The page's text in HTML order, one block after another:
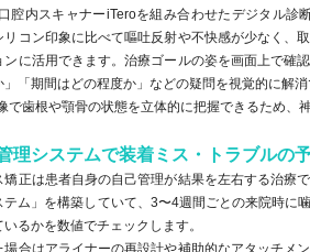
腔内スキャナーiTeroを組み合わせたデジタル診
リコン印象に比べて嘔吐反射や不快感が少なく、
ンに活用できます。治療ゴールの姿を画面上で確
」「期間はどの程度か」などの疑問を視覚的に解
で歯根や顎骨の状態を立体的に把握できるため、
理システムで装着ミス・トラブルの
矯正は患者自身の自己管理が結果を左右する治療
テム」を構築していて、3〜4週間ごとの来院時に
るかを数値でチェックします。
場合はアライナーの再設計や補助的なアタッチメ